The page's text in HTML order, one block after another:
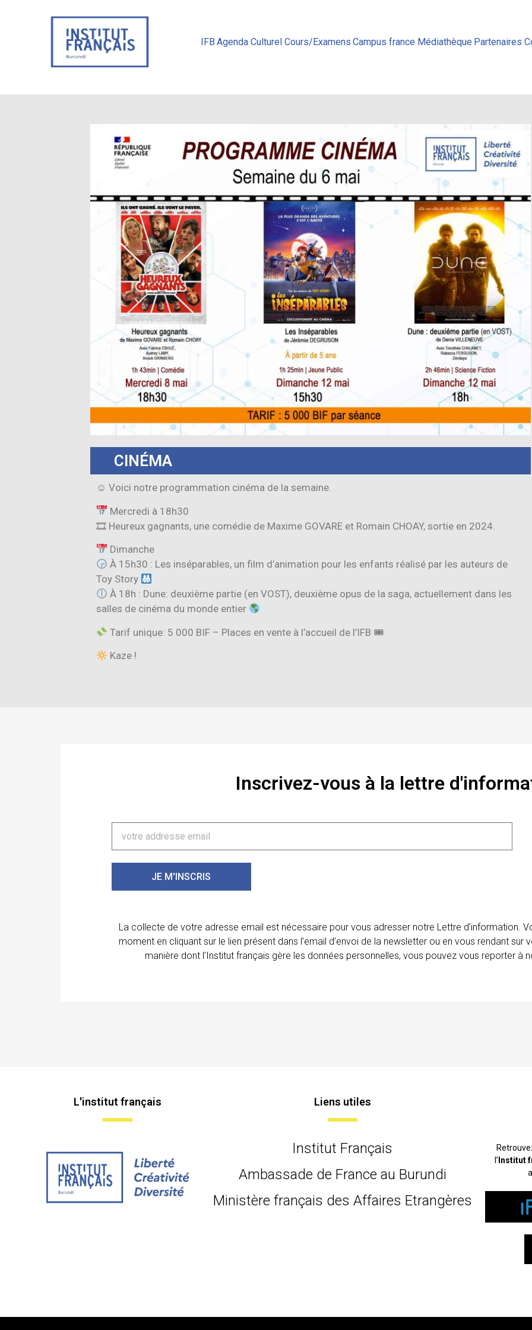
IFB Agenda Culturel Cours/Examens Campus france Médiathèque Partenaires
CINÉMA
☺ Voici notre programmation cinéma de la semaine.
Mercredi à 18h30
🎞 Heureux gagnants, une comédie de Maxime GOVARE et Romain CHOAY, sortie en 2024.
Dimanche
À 15h30 : Les inséparables, un film d’animation pour les enfants réalisé par les auteurs de
Toy Story
À 18h : Dune: deuxième partie (en VOST), deuxième opus de la saga, actuellement dans les
salles de cinéma du monde entier
Tarif unique: 5 000 BIF – Places en vente à l’accueil de l’IFB 🎟
Kaze !
Inscrivez-vous à la lettre
JE M'INSCRIS
La collecte de votre adresse email est nécessaire pour vous adresser notre Lettre d’information.
moment en cliquant sur le lien présent dans l’email d’envoi de la newsletter ou en vous rendant
manière dont l’Institut français gère les données personnelles, vous pouvez vous reporter à
L'institut français Liens utiles
Institut Français
Ambassade de France au Burundi
Ministère français des Affaires Etrangères
l’ Institut